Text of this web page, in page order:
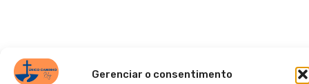
Gerenciar o consentimento